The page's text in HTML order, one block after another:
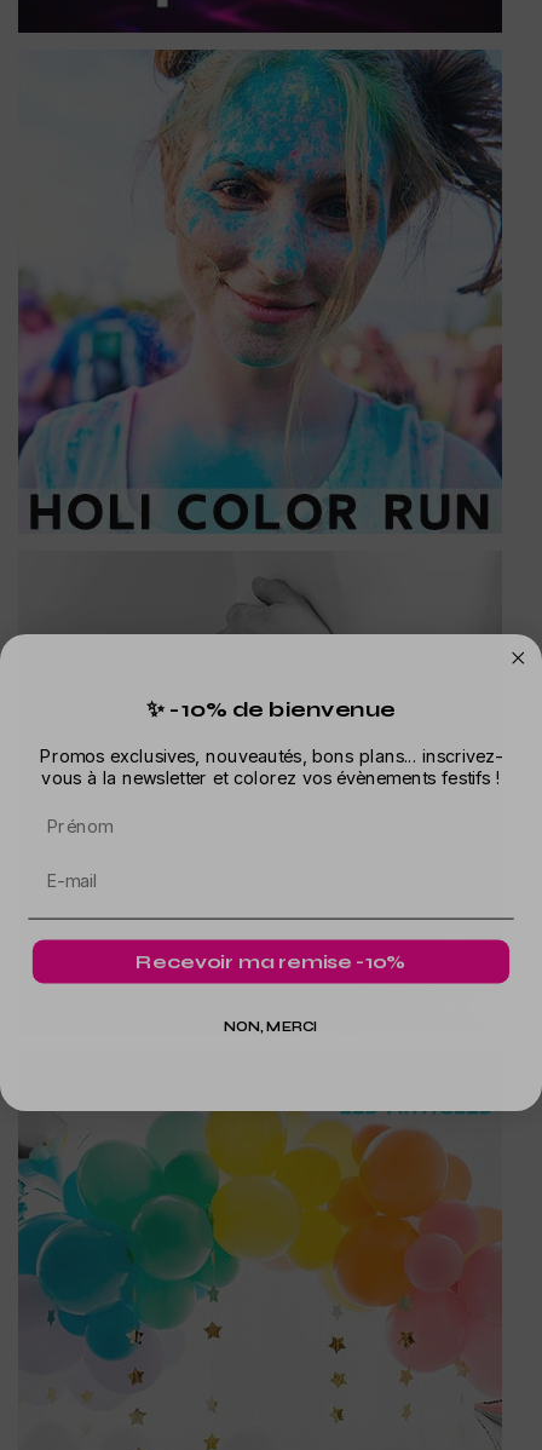
✨ -10% de bienvenue
Promos exclusives, nouveautés, bons plans... inscrivez-
vous à la newsletter et colorez vos évènements festifs !
Recevoir ma remise -10%
NON, MERCI